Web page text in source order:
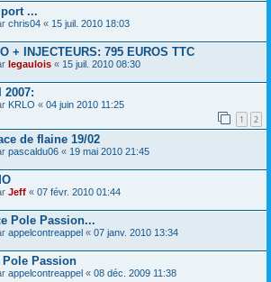
...
chris04 « 15 juil. 2010 18:03
+ INJECTEURS: 795 EUROS TTC
legaulois « 15 juil. 2010 08:30
2007:
KRLO « 04 juin 2010 11:25
1 2
de flaine 19/02
pascaldu06 « 19 mai 2010 21:45
Jeff « 07 févr. 2010 01:44
Pole Passion...
appelcontreappel « 07 janv. 2010 13:34
Pole Passion
appelcontreappel « 08 déc. 2009 11:38